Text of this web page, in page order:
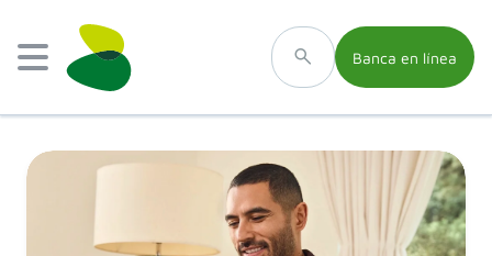
Banca en línea